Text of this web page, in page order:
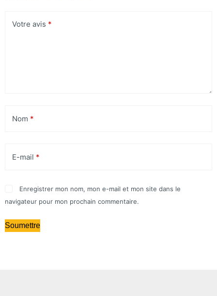
Votre avis *
Nom *
E-mail *
Enregistrer mon nom, mon e-mail et mon site dans le
navigateur pour mon prochain commentaire.
Soumettre